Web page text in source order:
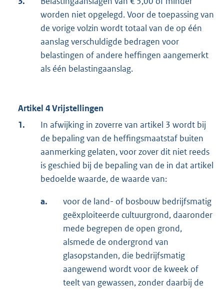
worden niet opgelegd. Voor de toepassing van
de vorige volzin wordt totaal van de op één
aanslag verschuldigde bedragen voor
belastingen of andere heffingen aangemerkt
als één belastingaanslag.
Artikel 4 Vrijstellingen
1.
In afwijking in zoverre van artikel 3 wordt bij
de bepaling van de heffingsmaatstaf buiten
aanmerking gelaten, voor zover dit niet reeds
is geschied bij de bepaling van de in dat artikel
bedoelde waarde, de waarde van:
a.
voor de land- of bosbouw bedrijfsmatig
geëxploiteerde cultuurgrond, daaronder
mede begrepen de open grond,
alsmede de ondergrond van
glasopstanden, die bedrijfsmatig
aangewend wordt voor de kweek of
teelt van gewassen, zonder daarbij de